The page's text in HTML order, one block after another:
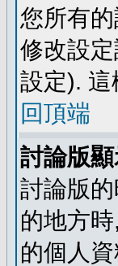
您所有
修改設
設定).
回頂端
討論版
討論版
的地方
的個人